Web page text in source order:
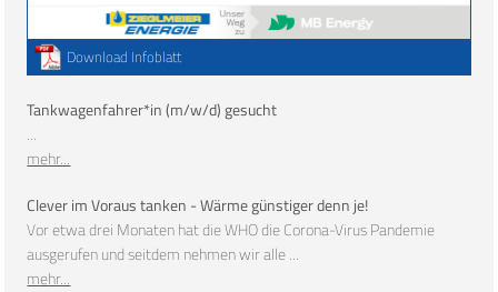
Download Infoblatt
Tankwagenfahrer*in (m/w/d) gesucht
...
mehr...
Clever im Voraus tanken - Wärme günstiger denn je!
Vor etwa drei Monaten hat die WHO die Corona-Virus Pandemie
ausgerufen und seitdem nehmen wir alle ...
mehr...